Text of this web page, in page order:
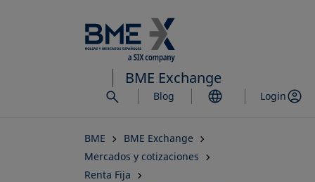
al
contenido
principal
BME Exchange
Blog Login
BME
BME Exchange
Mercados y cotizaciones
Renta Fija